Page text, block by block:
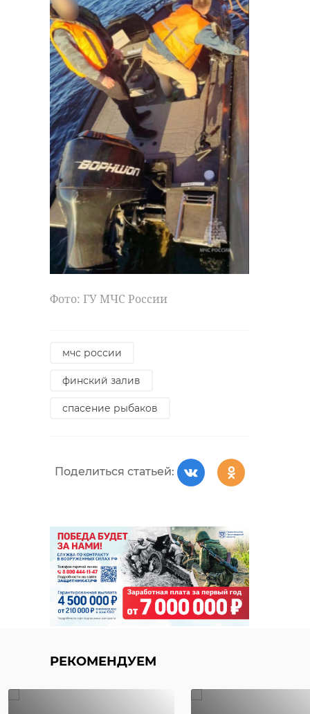
Фото: ГУ МЧС России
мчс россии
финский залив
спасение рыбаков
Поделиться статьей:
РЕКОМЕНДУЕМ